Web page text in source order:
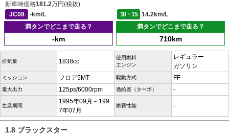
新車時価格181.2万円(税抜)
JC08
-km/L 10・15
14.2km/L
満タンでどこまで走る？
-km
満タンでどこまで走る？
710km
排気量 1838cc
使用燃料
エンジン
レギュラー
ガソリン
ミッション フロア5MT 駆動方式 FF
最大出力 125ps/6000rpm 過給器（ターボ） -
生産期間
1995年09月～199
7年07月
燃費性能 -
1.8 ブラックスター